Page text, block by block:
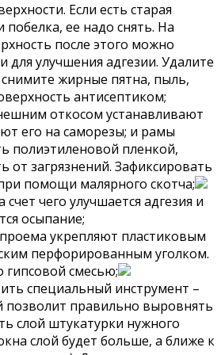
Если есть старая
побелка, ее надо снять. На
после этого можно
для улучшения адгезии. Удалите
жирные пятна, пыль,
антисептиком;
откосом устанавливают
его на саморезы; и рамы
полиэтиленовой пленкой,
от загрязнений. Зафиксировать
помощи малярного скотча;
счет чего улучшается адгезия и
осыпание;
укрепляют пластиковым
перфорированным уголком.
гипсовой смесью;
специальный инструмент –
позволит правильно выровнять
слой штукатурки нужного
слой будет больше, а ближе к